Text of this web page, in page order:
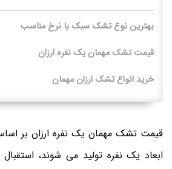
بهترین نوع تشک سبک با نرخ مناسب
قیمت تشک مهمان یک نفره ارزان
خرید انواع تشک ارزان مهمان
قیمت تشک مهمان یک نفره ارزان بر
ابعاد یک نفره تولید می شوند،